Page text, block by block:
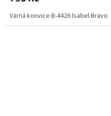
Varná konvice B-4426 Isabel Bravo